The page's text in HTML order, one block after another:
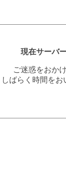
現在サーバ
ご迷惑をおか
しばらく時間を